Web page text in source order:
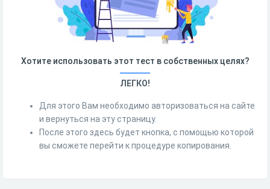
Хотите использовать этот тест в собственных целях?
ЛЕГКО!
Для этого Вам необходимо авторизоваться на сайте
и вернуться на эту страницу.
После этого здесь будет кнопка, с помощью которой
вы сможете перейти к процедуре копирования.